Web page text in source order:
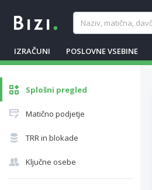
IZRAČUNI POSLOVNE VSEBINE
Splošni pregled
Matično podjetje
TRR in blokade
Ključne osebe